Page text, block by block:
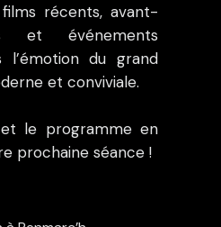
récents, avant-
et événements
l’émotion du grand
et conviviale.
le programme en
prochaine séance !